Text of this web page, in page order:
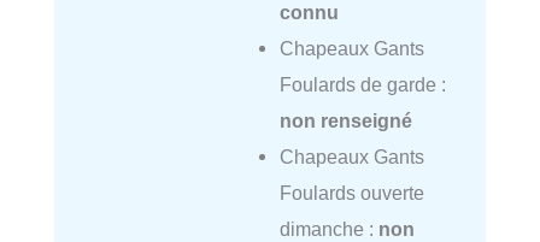
connu
Chapeaux Gants
Foulards de garde :
non renseigné
Chapeaux Gants
Foulards ouverte
dimanche : non